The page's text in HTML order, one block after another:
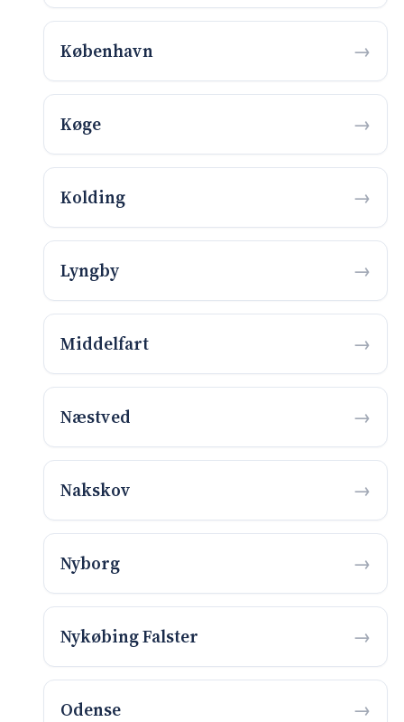
København
Køge
Kolding
Lyngby
Middelfart
Næstved
Nakskov
Nyborg
Nykøbing Falster
Odense